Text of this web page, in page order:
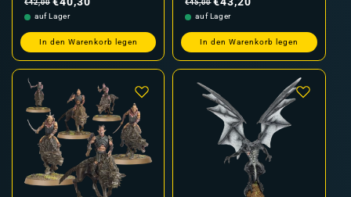
€42,00
auf Lager
In den Warenkorb legen
€45,00
auf Lager
In den Warenkorb legen